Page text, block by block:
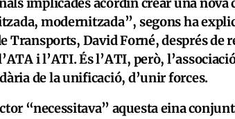
modernitzada”, segons ha
Transports, David Forné, després de
i l’ATI. És l’ATI, però,
de la unificació, d’unir forces.
“necessitava” aquesta eina